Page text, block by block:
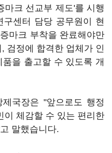
마크 선교부 제도'를 시행
구센터 담당 공무원이 현
마크 부착을 완료해야만
검정에 합격한 업체가 인
을 출고할 수 있도록 개
국장은 "앞으로도 행정
이 체감할 수 있는 편리한
말했습니다.